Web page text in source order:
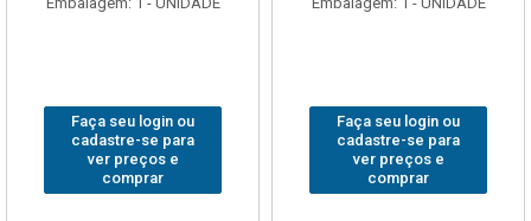
Faça seu login ou
cadastre-se para
ver preços e
comprar
Faça seu login ou
cadastre-se para
ver preços e
comprar